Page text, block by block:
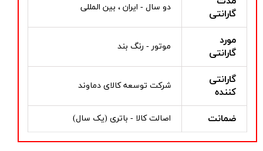
گارانتی
دو سال - ایران ، بین المللی
مورد
گارانتی
موتور - رنگ بند
گارانتی
کننده
شرکت توسعه کالای دماوند
ضمانت اصالت کالا - باتری (یک سال)